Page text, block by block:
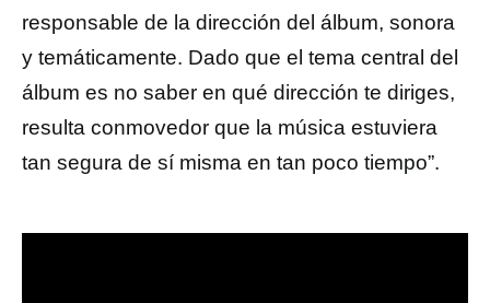
responsable de la dirección del álbum, sonora
y temáticamente. Dado que el tema central del
álbum es no saber en qué dirección te diriges,
resulta conmovedor que la música estuviera
tan segura de sí misma en tan poco tiempo”.